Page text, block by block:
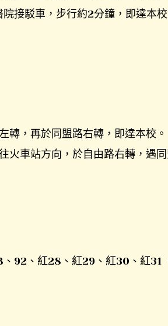
接駁車，步行約2分鐘，即達本
轉，再於同盟路右轉，即達本校。
火車站方向，於自由路右轉，遇
、92、紅28、紅29、紅30、紅